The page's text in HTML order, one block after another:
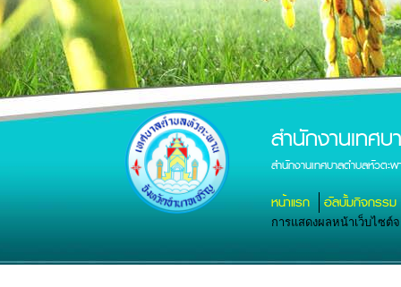
สำนักงานเทศ
สำนักงานเทศบาลตำบลหัวต
หน้าแรก อัลบั้มกิจกรรม
การแสดงผลหน้าเว็บไซต์